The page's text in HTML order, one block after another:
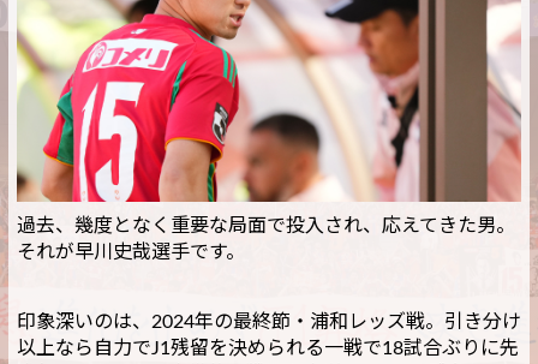
過去、幾度となく重要な局面で投入され、応えてきた男。
それが早川史哉選手です。
印象深いのは、2024年の最終節・浦和レッズ戦。引き分け
以上なら自力でJ1残留を決められる一戦で18試合ぶりに先